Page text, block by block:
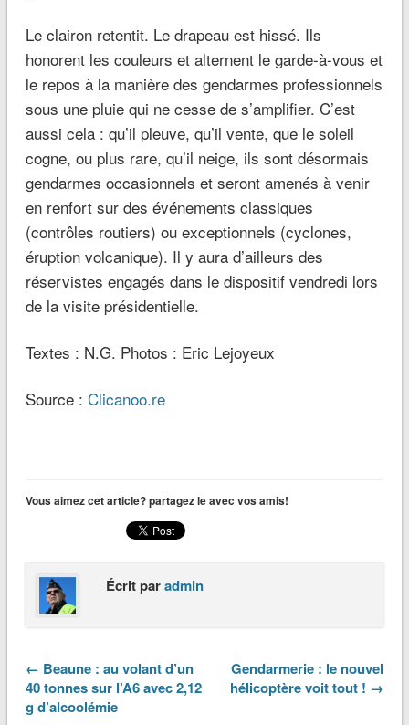
Le clairon retentit. Le drapeau est hissé. Ils
honorent les couleurs et alternent le garde-à-vous et
le repos à la manière des gendarmes professionnels
sous une pluie qui ne cesse de s’amplifier. C’est
aussi cela : qu’il pleuve, qu’il vente, que le soleil
cogne, ou plus rare, qu’il neige, ils sont désormais
gendarmes occasionnels et seront amenés à venir
en renfort sur des événements classiques
(contrôles routiers) ou exceptionnels (cyclones,
éruption volcanique). Il y aura d’ailleurs des
réservistes engagés dans le dispositif vendredi lors
de la visite présidentielle.
Textes : N.G. Photos : Eric Lejoyeux
Source : Clicanoo.re
Vous aimez cet article? partagez le avec vos amis!
Écrit paradmin
← Beaune : au volant d’un
40 tonnes sur l’A6 avec 2,12
g d’alcoolémie
Gendarmerie : le nouvel
hélicoptère voit tout ! →